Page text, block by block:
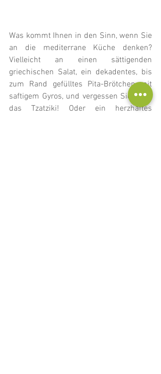
Was kommt Ihnen in den Sinn, wenn Sie
an die mediterrane Küche denken?
Vielleicht an einen sättigenden
griechischen Salat, ein dekadentes, bis
zum Rand gefülltes Pita-Brötchen mit
saftigem Gyros, und vergessen Sie nicht
das Tzatziki! Oder ein herzhaftes